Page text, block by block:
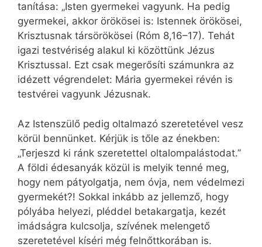
tanítása: „Isten gyermekei vagyunk. Ha pedig
gyermekei, akkor örökösei is: Istennek örökösei,
Krisztusnak társörökösei (Róm 8,16–17). Tehát
igazi testvériség alakul ki közöttünk Jézus
Krisztussal. Ezt csak megerősíti számunkra az
idézett végrendelet: Mária gyermekei révén is
testvérei vagyunk Jézusnak.
Az Istenszülő pedig oltalmazó szeretetével vesz
körül bennünket. Kérjük is tőle az énekben:
„Terjeszd ki ránk szeretettel oltalompalástodat.”
A földi édesanyák közül is melyik tenné meg,
hogy nem pátyolgatja, nem óvja, nem védelmezi
gyermekét?! Sokkal inkább az jellemző, hogy
pólyába helyezi, pléddel betakargatja, kezét
imádságra kulcsolja, szívének melengető
szeretetével kíséri még felnőttkorában is.